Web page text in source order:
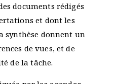
documents rédigés
et dont les
donnent un
de vues, et de
de la tâche.